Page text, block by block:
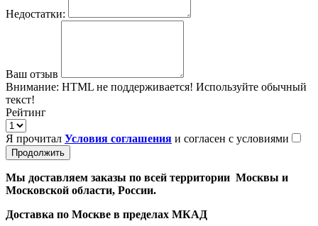
Недостатки:
Ваш отзыв
Внимание: HTML не поддерживается! Используйте обычный
текст!
Рейтинг
Я прочитал Условия соглашения и согласен с условиями
Продолжить
Мы доставляем заказы по всей территории Москвы и
Московской области, России.
Доставка по Москве в пределах МКАД